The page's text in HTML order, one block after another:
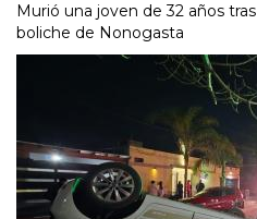
Murió una joven de 32 años
boliche de Nonogasta